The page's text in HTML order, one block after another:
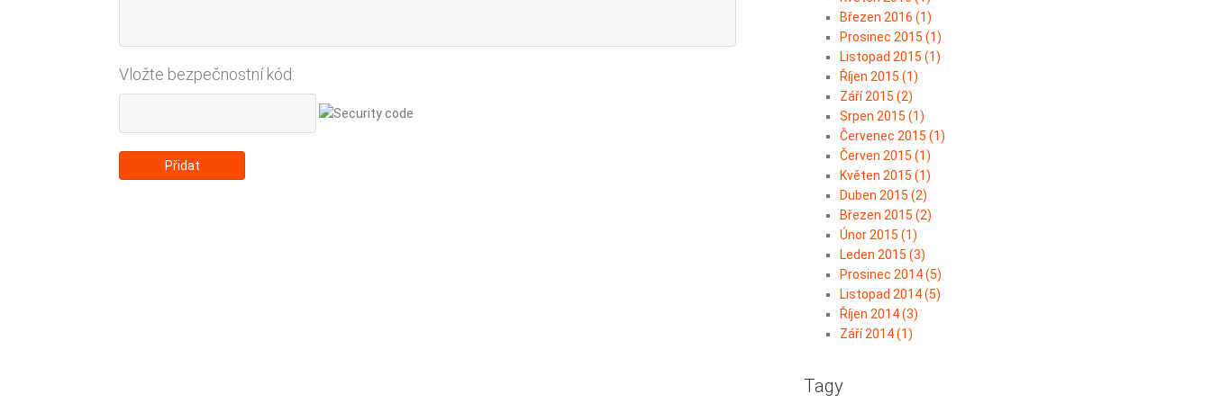
Vložte bezpečnostní kód:
Březen 2016 (1)
Prosinec 2015 (1)
Listopad 2015 (1)
Říjen 2015 (1)
Září 2015 (2)
Srpen 2015 (1)
Červenec 2015 (1)
Červen 2015 (1)
Květen 2015 (1)
Duben 2015 (2)
Březen 2015 (2)
Únor 2015 (1)
Leden 2015 (3)
Prosinec 2014(5)
Listopad 2014(5)
Říjen 2014(3)
Září 2014(1)
Tagy